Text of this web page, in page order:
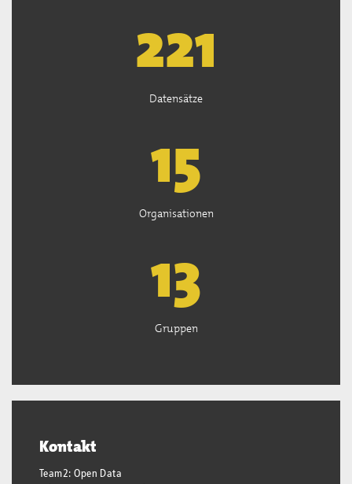
222
Datensätze
15
Organisationen
13
Gruppen
Kontakt
Team2: Open Data